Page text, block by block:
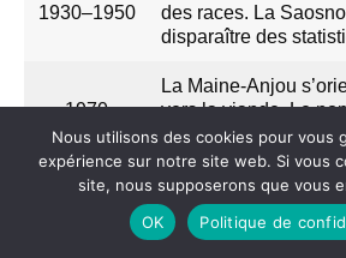
1930–1950
des races. La
disparaître des
1970
La Maine-Anjou
vers la viande. Le
est progressivement
Reconnaissance
Saosnoise par le
l’Agriculture après
Nous utilisons des cookies pour vous
expérience sur notre site web. Si vous
site, nous supposerons que vous
OK
Politique de